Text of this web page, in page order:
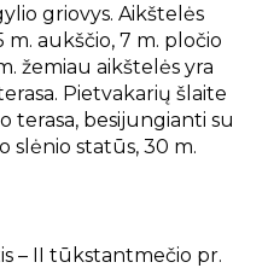
griovys. Aikštelės
aukščio, 7 m. pločio
žemiau aikštelės yra
Pietvakarių šlaite
terasa, besijungianti su
slėnio statūs, 30 m.
– II tūkstantmečio pr.